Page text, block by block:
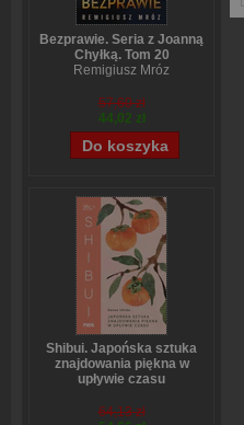
Bezprawie. Seria z Joanną
Chyłką. Tom 20
Remigiusz Mróz
57,60 zł
44,02 zł
Shibui. Japońska sztuka
znajdowania piękna w
upływie czasu
64,13 zł